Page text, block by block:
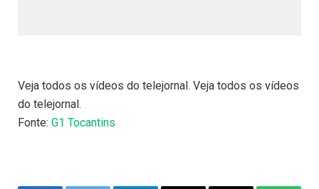
Veja todos os vídeos do telejornal. Veja todos os vídeos
do telejornal.
Fonte: G1 Tocantins